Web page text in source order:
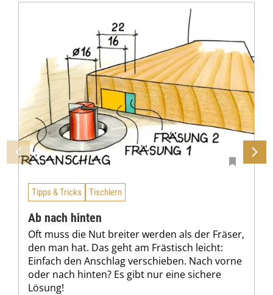
Tipps & Tricks Tischlern
Ab nach hinten
Oft muss die Nut breiter werden als der Fräser,
den man hat. Das geht am Frästisch leicht:
Einfach den Anschlag verschieben. Nach vorne
oder nach hinten? Es gibt nur eine sichere
Lösung!